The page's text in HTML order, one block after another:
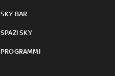
SKY BAR
SPAZI SKY
PROGRAMMI